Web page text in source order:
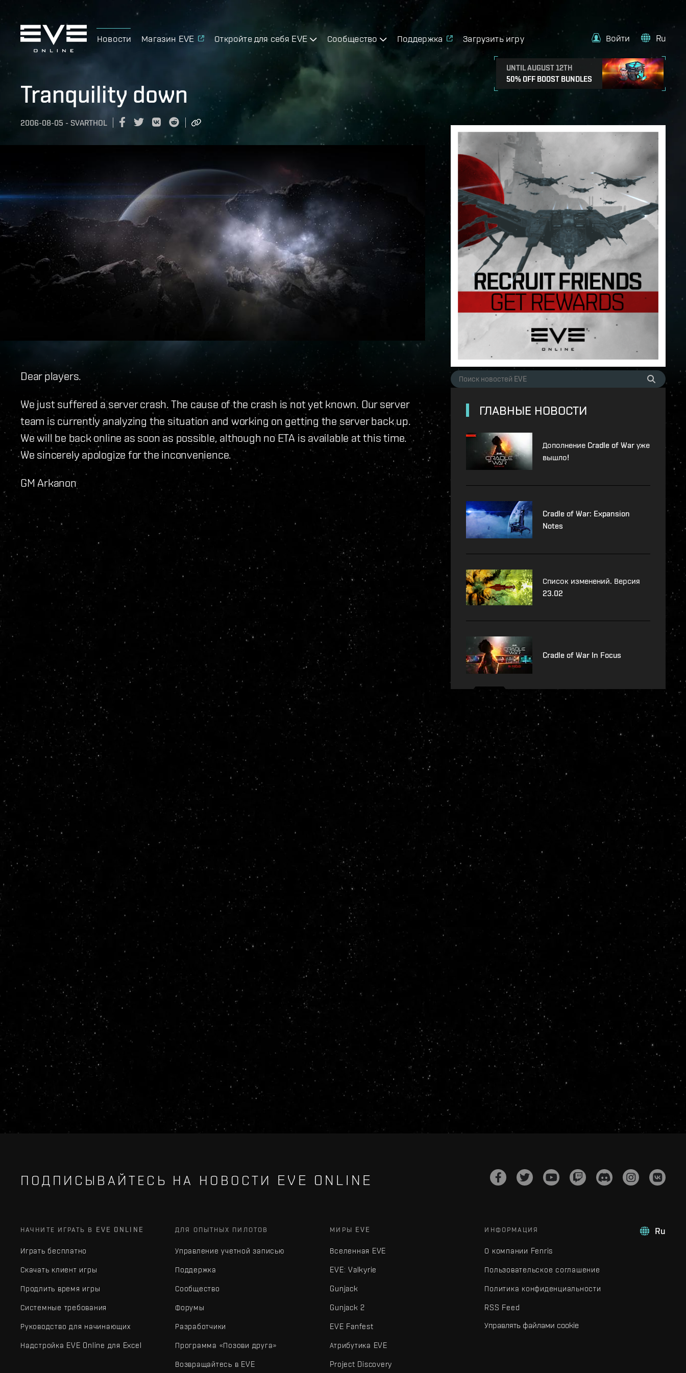
Новости Магазин EVE Откройте для себя EVE Сообщество Поддержка Загрузить игру
UNTIL AUGUST 12TH
50% OFF BOOST BUNDLES
Войти Ru
Tranquility down
2006-08-05 - SVARTHOL
Dear players.
We just suffered a server crash. The cause of the crash is not yet known. Our server
team is currently analyzing the situation and working on getting the server back up.
We will be back online as soon as possible, although no ETA is available at this time.
We sincerely apologize for the inconvenience.
GM Arkanon
ГЛАВНЫЕ НОВОСТИ
Дополнение Cradle of War уже
вышло!
Cradle of War: Expansion
Notes
Список изменений. Версия
23.02
Cradle of War In Focus
ПОДПИСЫВАЙТЕСЬ НА НОВОСТИ EVE ONLINE
Ru
НАЧНИТЕ ИГРАТЬ В EVE ONLINE
Играть бесплатно
Скачать клиент игры
Продлить время игры
Системные требования
Руководство для начинающих
Надстройка EVE Online для Excel
ДЛЯ ОПЫТНЫХ ПИЛОТОВ
Управление учетной записью
Поддержка
Сообщество
Форумы
Разработчики
Программа «Позови друга»
Возвращайтесь в EVE
МИРЫ EVE
Вселенная EVE
EVE: Valkyrie
Gunjack
Gunjack 2
EVE Fanfest
Атрибутика EVE
Project Discovery
ИНФОРМАЦИЯ
О компании Fenris
Пользовательское соглашение
Политика конфиденциальности
RSS Feed
Управлять файлами cookie